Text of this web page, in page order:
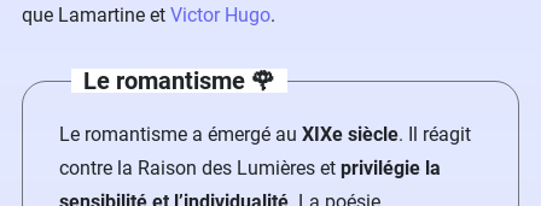
que Lamartine et Victor Hugo.
Le romantisme 🌹
Le romantisme a émergé au XIXe siècle. Il réagit
contre la Raison des Lumières et privilégie la